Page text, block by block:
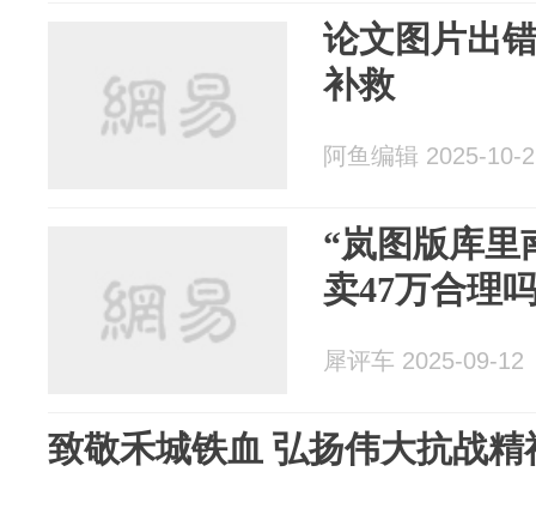
论文图片出
补救
阿鱼编辑 2025-10-
“岚图版库里
卖47万合理
犀评车 2025-09-12
致敬禾城铁血 弘扬伟大抗战精